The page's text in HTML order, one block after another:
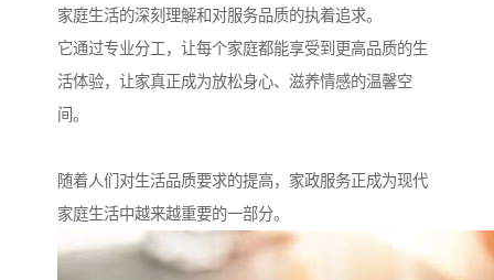
家庭生活的深刻理解和对服务品质的执着追求。
它通过专业分工，让每个家庭都能享受到更高品质的生
活体验，让家真正成为放松身心、滋养情感的温馨空
间。
随着人们对生活品质要求的提高，家政服务正成为现代
家庭生活中越来越重要的一部分。